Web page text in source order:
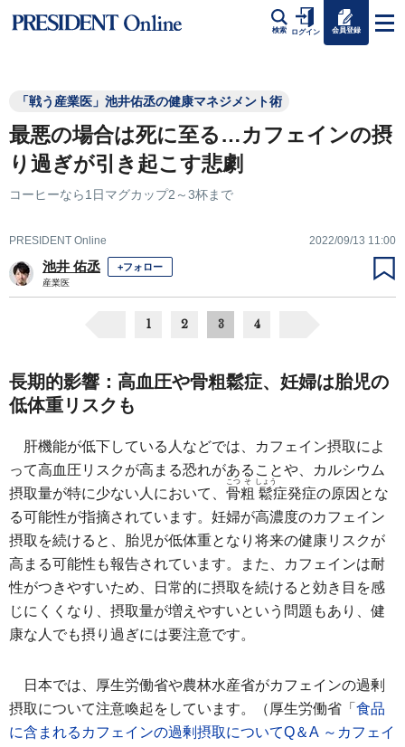
検索 ログイン 会員登録
「戦う産業医」池井佑丞の健康マネジメント術
最悪の場合は死に至る…カフェインの摂
り過ぎが引き起こす悲劇
コーヒーなら1日マグカップ2～3杯まで
PRESIDENT Online 2022/09/13 11:00
池井 佑丞 +フォロー
産業医
1 2 3 4
長期的影響：高血圧や骨粗鬆症、妊婦は胎児の
低体重リスクも
肝機能が低下している人などでは、カフェイン摂取によ
って高血圧リスクが高まる恐れがあることや、カルシウム
摂取量が特に少ない人において、 骨
こつ
粗
そ
鬆
しょう
症発症の原因とな
る可能性が指摘されています。妊婦が高濃度のカフェイン
摂取を続けると、胎児が低体重となり将来の健康リスクが
高まる可能性も報告されています。また、カフェインは耐
性がつきやすいため、日常的に摂取を続けると効き目を感
じにくくなり、摂取量が増えやすいという問題もあり、健
康な人でも摂り過ぎには要注意です。
日本では、厚生労働省や農林水産省がカフェインの過剰
摂取について注意喚起をしています。（厚生労働省「 食品
に含まれるカフェインの過剰摂取についてQ＆A ～カフェイ